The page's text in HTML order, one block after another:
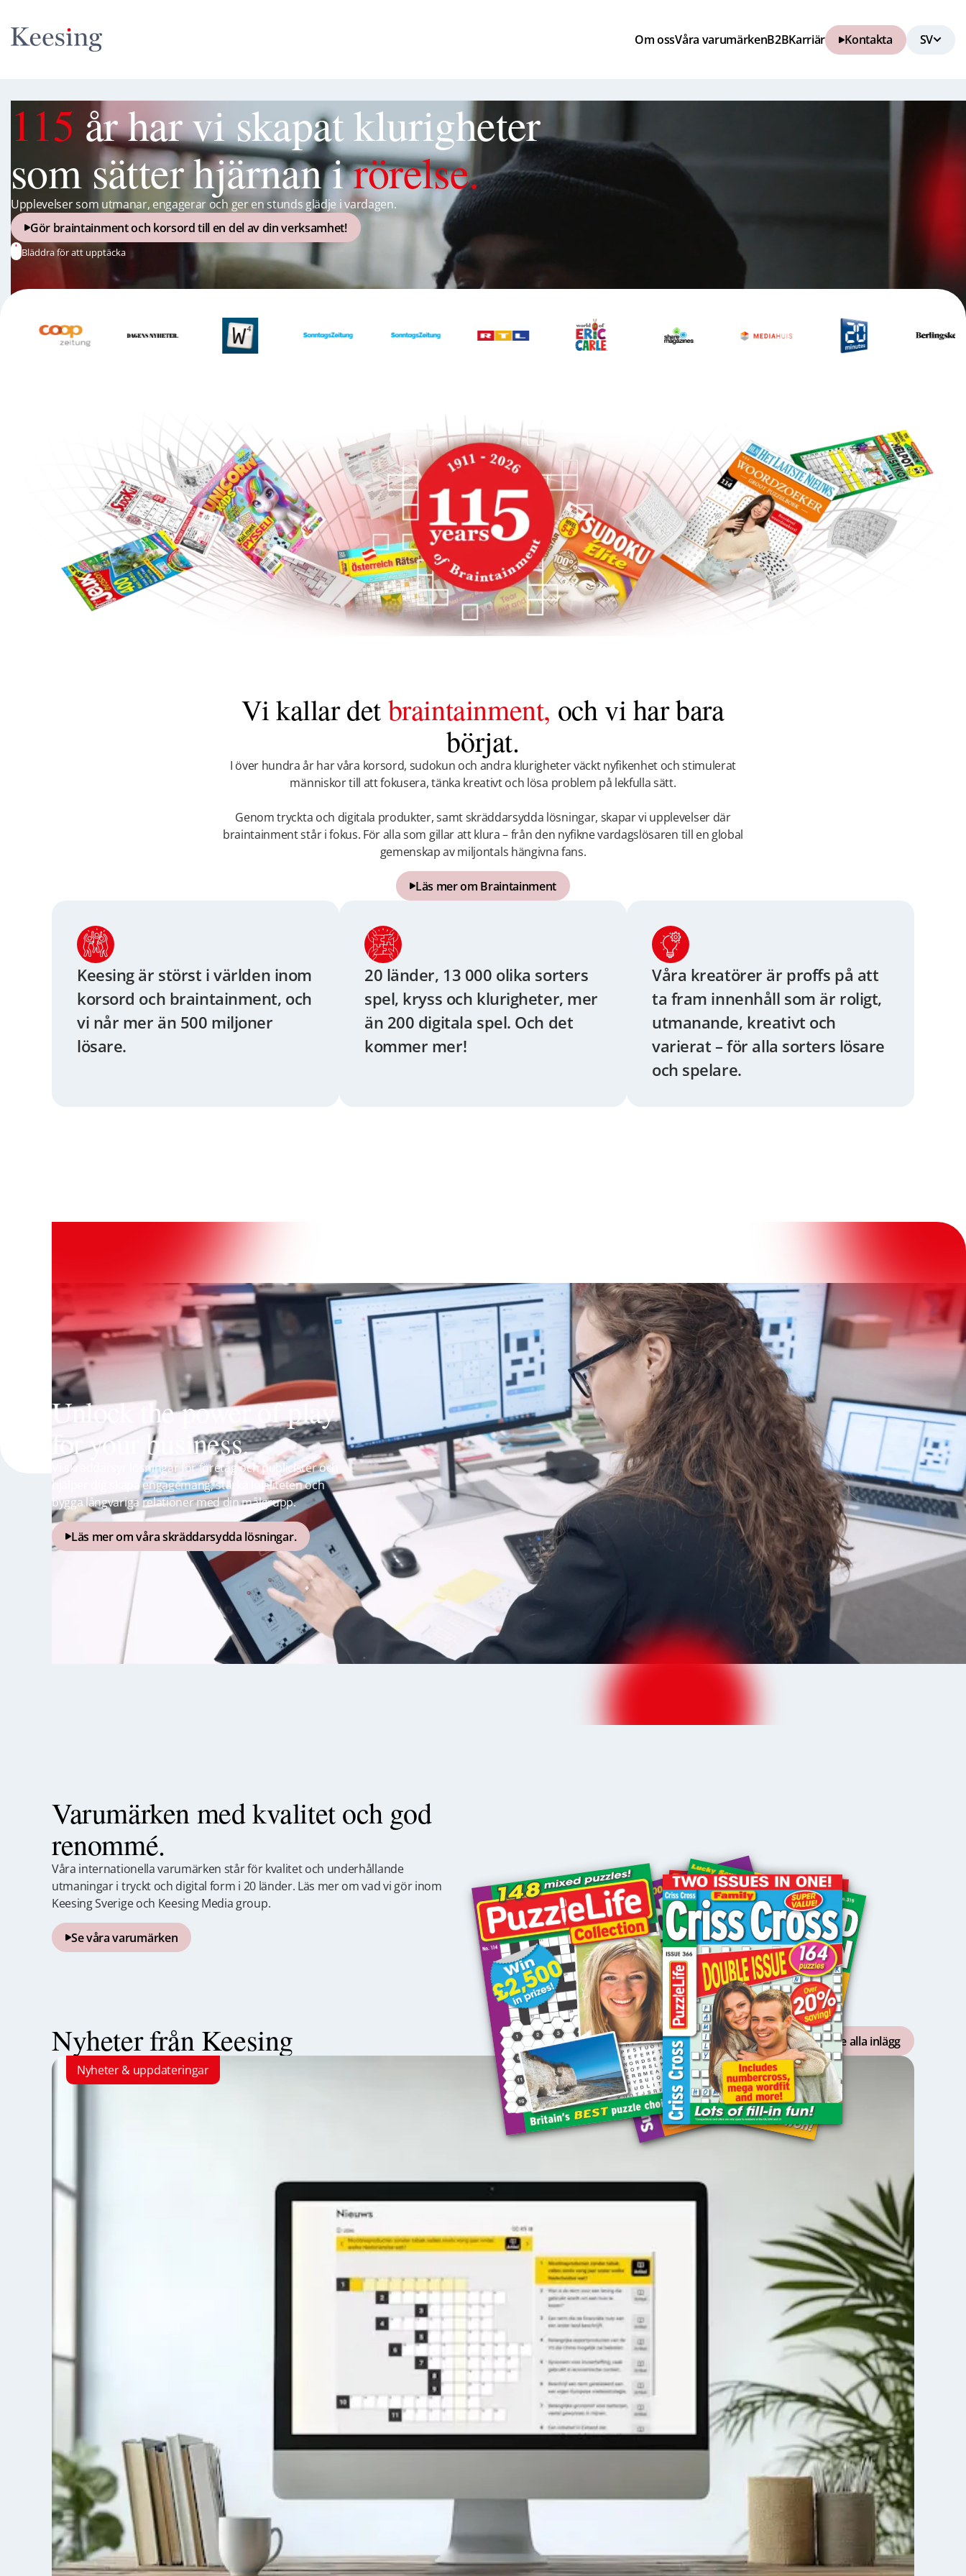
Om ossVåra varumärkenB2BKarriär Kontakta
115 år har vi skapat klurigheter
som sätter hjärnan irörelse.
Upplevelser som utmanar, engagerar och ger en stunds glädje i vardagen.
Gör braintainment och korsord till en del av din verksamhet!
Bläddra för att upptäcka
Vi kallar detbraintainment, och vi har bara
börjat.
I över hundra år har våra korsord, sudokun och andra klurigheter väckt nyfikenhet och stimulerat
människor till att fokusera, tänka kreativt och lösa problem på lekfulla sätt.
Genom tryckta och digitala produkter, samt skräddarsydda lösningar, skapar vi upplevelser där
braintainment står i fokus. För alla som gillar att klura – från den nyfikne vardagslösaren till en global
gemenskap av miljontals hängivna fans.
Läs mer om Braintainment
Keesing är störst i världen inom
korsord och braintainment, och
vi når mer än 500 miljoner
lösare.
20 länder, 13 000 olika sorters
spel, kryss och klurigheter, mer
än 200 digitala spel. Och det
kommer mer!
Våra kreatörer är proffs på att
ta fram innenhåll som är roligt,
utmanande, kreativt och
varierat – för alla sorters lösare
och spelare.
Unlock the power of play
for your business.
Vi skräddarsyr lösningar för företag och publicister och
hjälper dig skapa engagemang, stärka lojaliteten och
bygga långvariga relationer med din målgrupp.
Läs mer om våra skräddarsydda lösningar.
Varumärken med kvalitet och god
renommé.
Våra internationella varumärken står för kvalitet och underhållande
utmaningar i tryckt och digital form i 20 länder. Läs mer om vad vi gör inom
Keesing Sverige och Keesing Media group.
Se våra varumärken
Nyheter från Keesing
Se alla inlägg
Nyheter & uppdateringar